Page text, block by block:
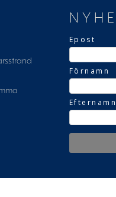
Epost
Förnamn
Efternamn